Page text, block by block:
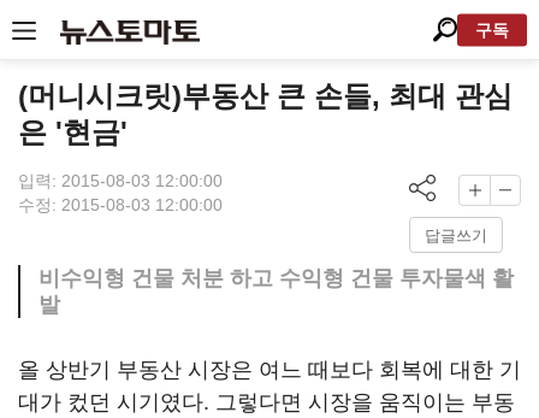
구독
(머니시크릿)부동산 큰 손들, 최대 관심
은 '현금'
입력: 2015-08-03 12:00:00
수정: 2015-08-03 12:00:00
답글쓰기
비수익형 건물 처분 하고 수익형 건물 투자물색 활
발
올 상반기 부동산 시장은 여느 때보다 회복에 대한 기
대가 컸던 시기였다. 그렇다면 시장을 움직이는 부동